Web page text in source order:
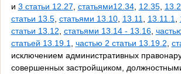
и 3 статьи 12.27 статьями12.34, 12.35,
статьи 13.5, статьями 13.10, 13.11 13.11.1
статьи 13.12 статьями 13.14 - 13.16,
статьей 13.19.1
частью 2 статьи 13.19.2
исключением административных
совершенных застройщиком,